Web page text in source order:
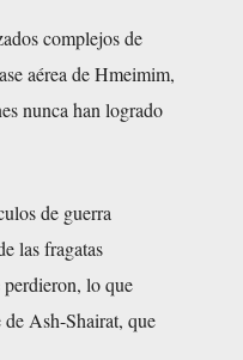
complejos de
aérea de Hmeimim,
nunca han logrado
de guerra
las fragatas
perdieron, lo que
Ash-Shairat, que